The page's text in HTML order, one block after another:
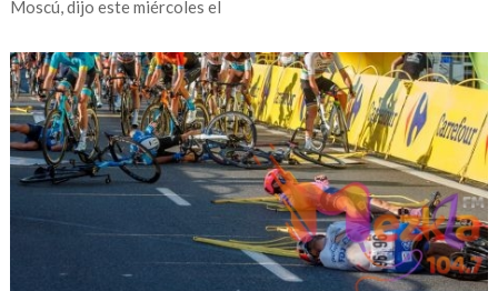
Moscú, dijo este miércoles el